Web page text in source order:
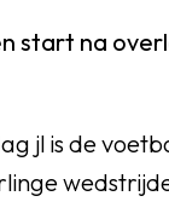
start na
jl is de